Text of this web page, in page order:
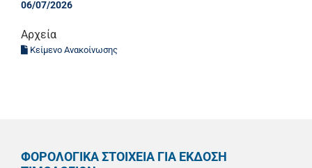
06/07/2026
Αρχεία
Κείμενο Ανακοίνωσης
ΦΟΡΟΛΟΓΙΚΑ ΣΤΟΙΧΕΙΑ ΓΙΑ ΕΚΔΟΣΗ